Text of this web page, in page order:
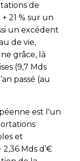
de
21 % sur un
un excédent
de vie,
grâce, là
(9,7 Mds
passé (au
est l'un
et
2,36 Mds d’€